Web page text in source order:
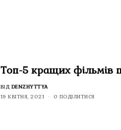
Топ-5 кращих фільмів
ВІД DENZHYTTYA
19 КВІТНЯ, 2021
0 ПОДІЛИТИСЯ